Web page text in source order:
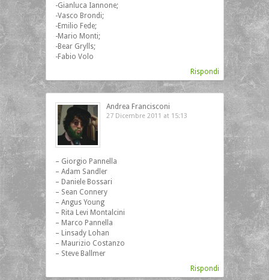
-Gianluca Iannone;
-Vasco Brondi;
-Emilio Fede;
-Mario Monti;
-Bear Grylls;
-Fabio Volo
Rispondi
Andrea Francisconi
27 Dicembre 2011 at 15:13
– Giorgio Pannella
– Adam Sandler
– Daniele Bossari
– Sean Connery
– Angus Young
– Rita Levi Montalcini
– Marco Pannella
– Linsady Lohan
– Maurizio Costanzo
– Steve Ballmer
Rispondi